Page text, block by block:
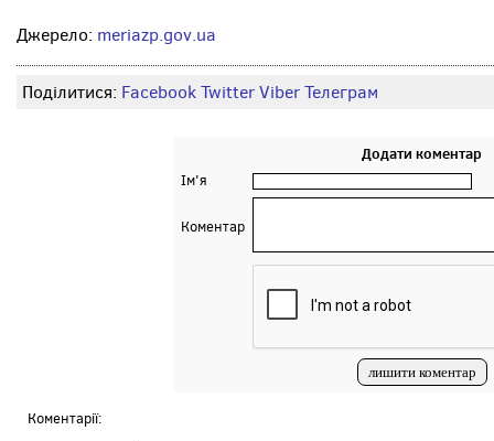
Джерело: meriazp.gov.ua
Поділитися: FacebookTwitterViberТелеграм
Додати коментар
Ім'я
Коментар
Коментарії: